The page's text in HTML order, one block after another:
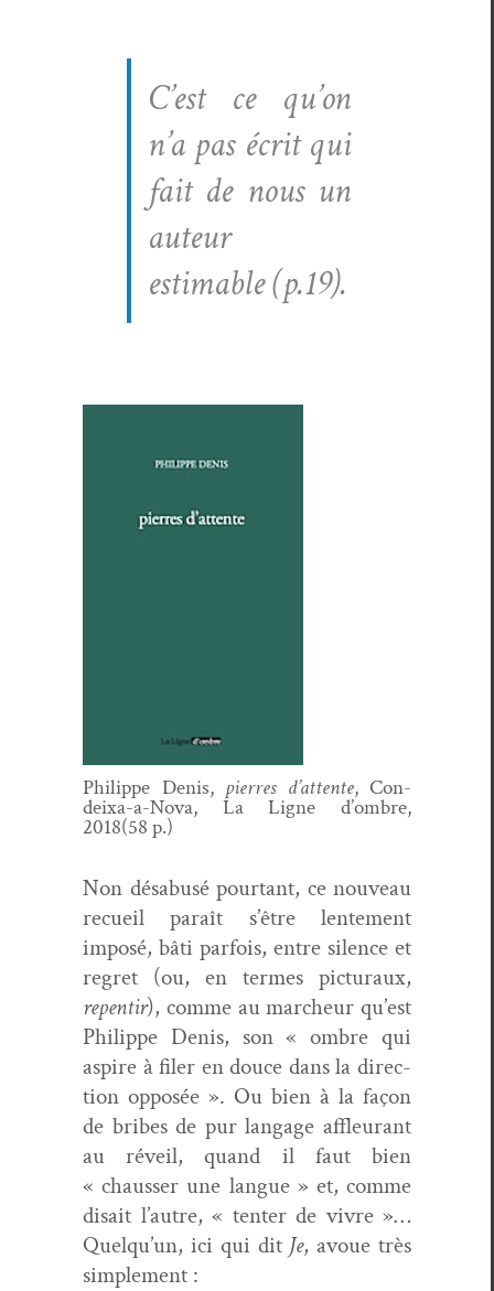
C’est ce qu’on
n’a pas écrit qui
fait de nous un
auteur
estimable (p.19).
Philippe Denis, pier­res d’attente, Con­
deixa-a-Nova, La Ligne d’ombre,
2018(58 p.)
Non dés­abusé pour­tant, ce nou­veau
recueil paraît s’être lente­ment
imposé, bâti par­fois, entre silence et
regret (ou, en ter­mes pic­turaux,
repen­tir), comme au marcheur qu’est
Philippe Denis, son « ombre qui
aspire à fil­er en douce dans la direc­
tion opposée ». Ou bien à la façon
de bribes de pur lan­gage affleu­rant
au réveil, quand il faut bien
« chauss­er une langue » et, comme
dis­ait l’autre, « ten­ter de vivre »…
Quelqu’un, ici qui dit Je, avoue très
simplement :